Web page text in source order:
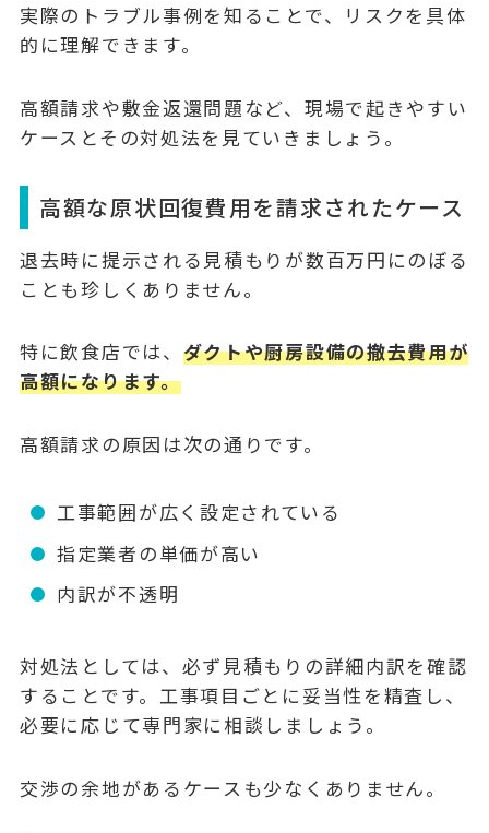
実際のトラブル事例を知ることで、リスクを具体
的に理解できます。
高額請求や敷金返還問題など、現場で起きやすい
ケースとその対処法を見ていきましょう。
高額な原状回復費用を請求されたケース
退去時に提示される見積もりが数百万円にのぼる
ことも珍しくありません。
特に飲食店では、 ダクトや厨房設備の撤去費用が
高額になります。
高額請求の原因は次の通りです。
工事範囲が広く設定されている
指定業者の単価が高い
内訳が不透明
対処法としては、必ず見積もりの詳細内訳を確認
することです。工事項目ごとに妥当性を精査し、
必要に応じて専門家に相談しましょう。
交渉の余地があるケースも少なくありません。